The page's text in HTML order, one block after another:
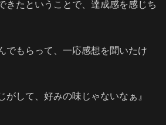
きたということで、達成感を感じち
でもらって、一応感想を聞いたけ
がして、好みの味じゃないなぁ』